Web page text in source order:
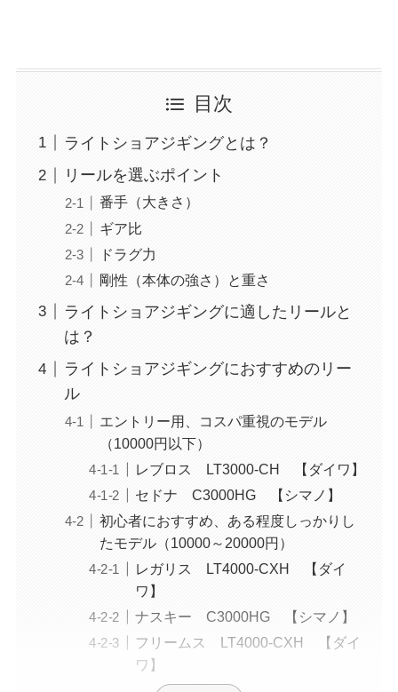
目次
ライトショアジギングとは？
リールを選ぶポイント
番手（大きさ）
ギア比
ドラグ力
剛性（本体の強さ）と重さ
ライトショアジギングに適したリールと
は？
ライトショアジギングにおすすめのリー
ル
エントリー用、コスパ重視のモデル
（10000円以下）
レブロス LT3000-CH 【ダイワ】
セドナ C3000HG 【シマノ】
初心者におすすめ、ある程度しっかりし
たモデル（10000～20000円）
レガリス LT4000-CXH 【ダイ
ワ】
ナスキー C3000HG 【シマノ】
フリームス LT4000-CXH 【ダイ
ワ】